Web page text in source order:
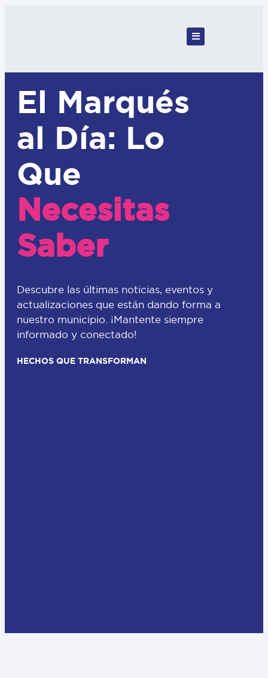
El Marqués
al Día: Lo
Que
Necesitas
Saber
Descubre las últimas noticias, eventos y
actualizaciones que están dando forma a
nuestro municipio. ¡Mantente siempre
informado y conectado!
HECHOS QUE TRANSFORMAN